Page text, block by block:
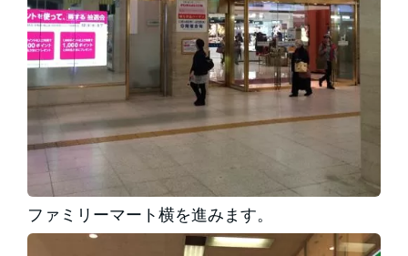
ファミリーマート横を進みます。